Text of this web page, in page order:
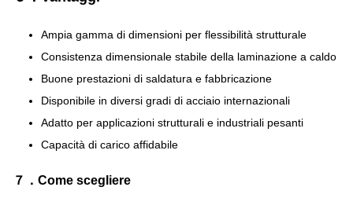
Ampia gamma di dimensioni per flessibilità strutturale
Consistenza dimensionale stabile della laminazione a caldo
Buone prestazioni di saldatura e fabbricazione
Disponibile in diversi gradi di acciaio internazionali
Adatto per applicazioni strutturali e industriali pesanti
Capacità di carico affidabile
７．Come scegliere